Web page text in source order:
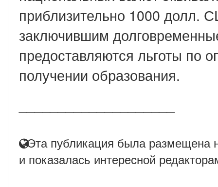
приблизительно 1000 долл.
заключившим
предоставляются льготы по
получении образования.
Эта публикация была размещена
и показалась интересной